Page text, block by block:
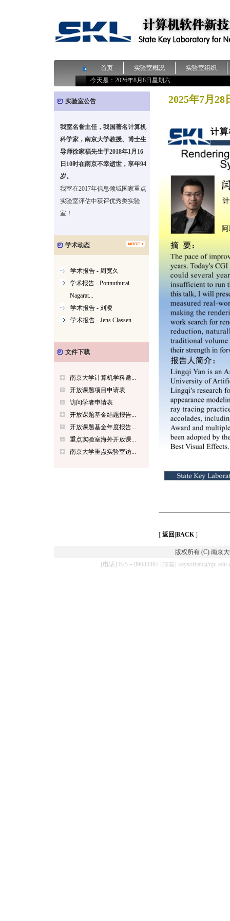
首页 实验室概况
实验室组织
今天是： 2026年8月8日星期六
实验室公告
我室名誉主任，我国著名计算机
科学家，南京大学教授、博士生
导师徐家福先生于2018年1月16
日10时在南京不幸逝世，享年94
岁。
我室在2017年信息领域国家重点
实验室评估中获评优秀类实验
室！
学术动态
学术报告 - 周宽久
学术报告 - Ponnuthurai
Nagarat...
学术报告 - 刘凌
学术报告 - Jens Classen
文件下载
南京大学计算机学科邀...
开放课题项目申请表
访问学者申请表
开放课题基金结题报告...
开放课题基金年度报告...
重点实验室海外开放课...
南京大学重点实验室访...
2025年7月
[ 返回|BACK]
版权所有 (C) 南京
[电话] 025－89683467 [邮箱]